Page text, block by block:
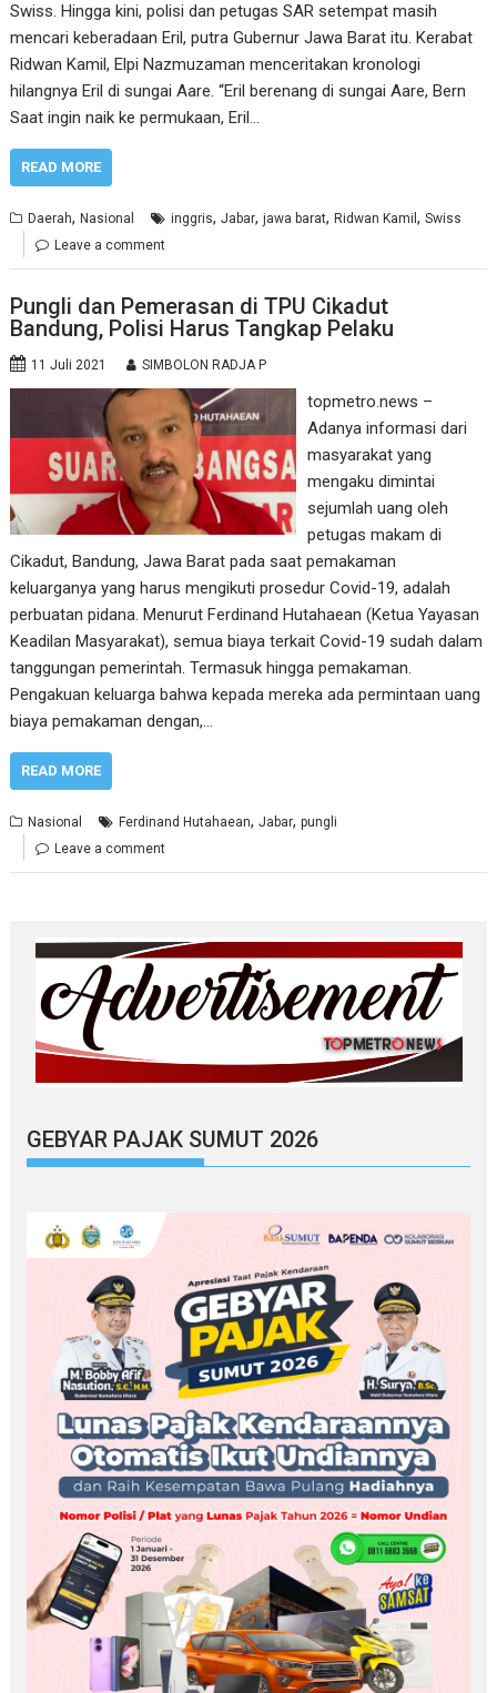
Swiss. Hingga kini, polisi dan petugas SAR setempat masih
mencari keberadaan Eril, putra Gubernur Jawa Barat itu. Kerabat
Ridwan Kamil, Elpi Nazmuzaman menceritakan kronologi
hilangnya Eril di sungai Aare. “Eril berenang di sungai Aare, Bern
Saat ingin naik ke permukaan, Eril…
READ MORE
Daerah,Nasional inggris,Jabar,jawa barat,Ridwan Kamil,Swiss
Leave a comment
Pungli dan Pemerasan di TPU Cikadut
Bandung, Polisi Harus Tangkap Pelaku
11 Juli 2021 SIMBOLON RADJA P
topmetro.news –
Adanya informasi dari
masyarakat yang
mengaku dimintai
sejumlah uang oleh
petugas makam di
Cikadut, Bandung, Jawa Barat pada saat pemakaman
keluarganya yang harus mengikuti prosedur Covid-19, adalah
perbuatan pidana. Menurut Ferdinand Hutahaean (Ketua Yayasan
Keadilan Masyarakat), semua biaya terkait Covid-19 sudah dalam
tanggungan pemerintah. Termasuk hingga pemakaman.
Pengakuan keluarga bahwa kepada mereka ada permintaan uang
biaya pemakaman dengan,…
READ MORE
Nasional Ferdinand Hutahaean,Jabar,pungli
Leave a comment
GEBYAR PAJAK SUMUT 2026